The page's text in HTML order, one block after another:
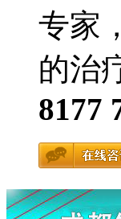
专家
的治
8177